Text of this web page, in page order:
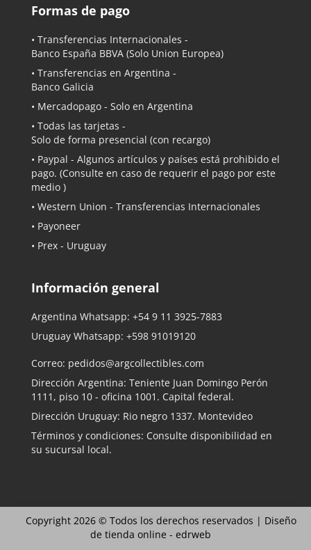
Formas de pago
• Transferencias Internacionales -
Banco España BBVA (Solo Union Europea)
• Transferencias en Argentina -
Banco Galicia
• Mercadopago - Solo en Argentina
• Todas las tarjetas -
Solo de forma presencial (con recargo)
• Paypal - Algunos artículos y países está prohibido el
pago. (Consulte en caso de requerir el pago por este
medio )
• Western Union - Transferencias Internacionales
• Payoneer
• Prex - Uruguay
Información general
Argentina Whatsapp: +54 9 11 3925-7883
Uruguay Whatsapp: +598 91019120
Correo: pedidos@argcollectibles.com
Dirección Argentina: Teniente Juan Domingo Perón
1111, piso 10 - oficina 1001. Capital federal.
Dirección Uruguay: Rio negro 1337. Montevideo
Términos y condiciones: Consulte disponibilidad en
su sucursal local.
Copyright 2026 © Todos los derechos reservados | Diseño
de tienda online - edrweb